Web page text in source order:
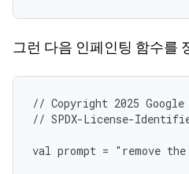
그런 다음 인페인팅 함수를
// Copyright 2025 Google
// SPDX-License-
val prompt = "remove